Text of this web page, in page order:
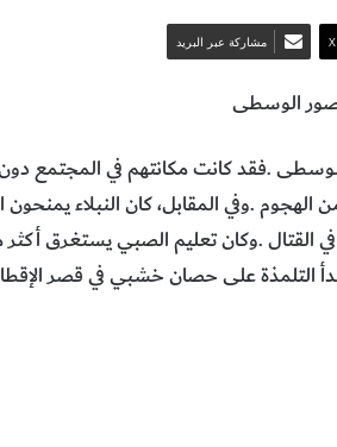
‫X مشاركة عبر البريد